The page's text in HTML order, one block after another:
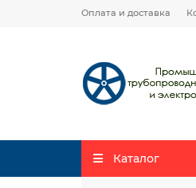
Оплата и доставка
Каталог